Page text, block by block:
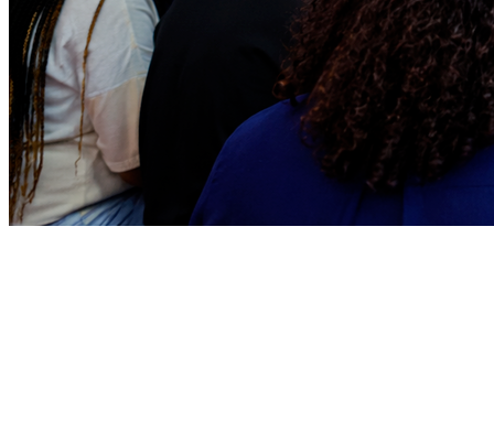
Juventude